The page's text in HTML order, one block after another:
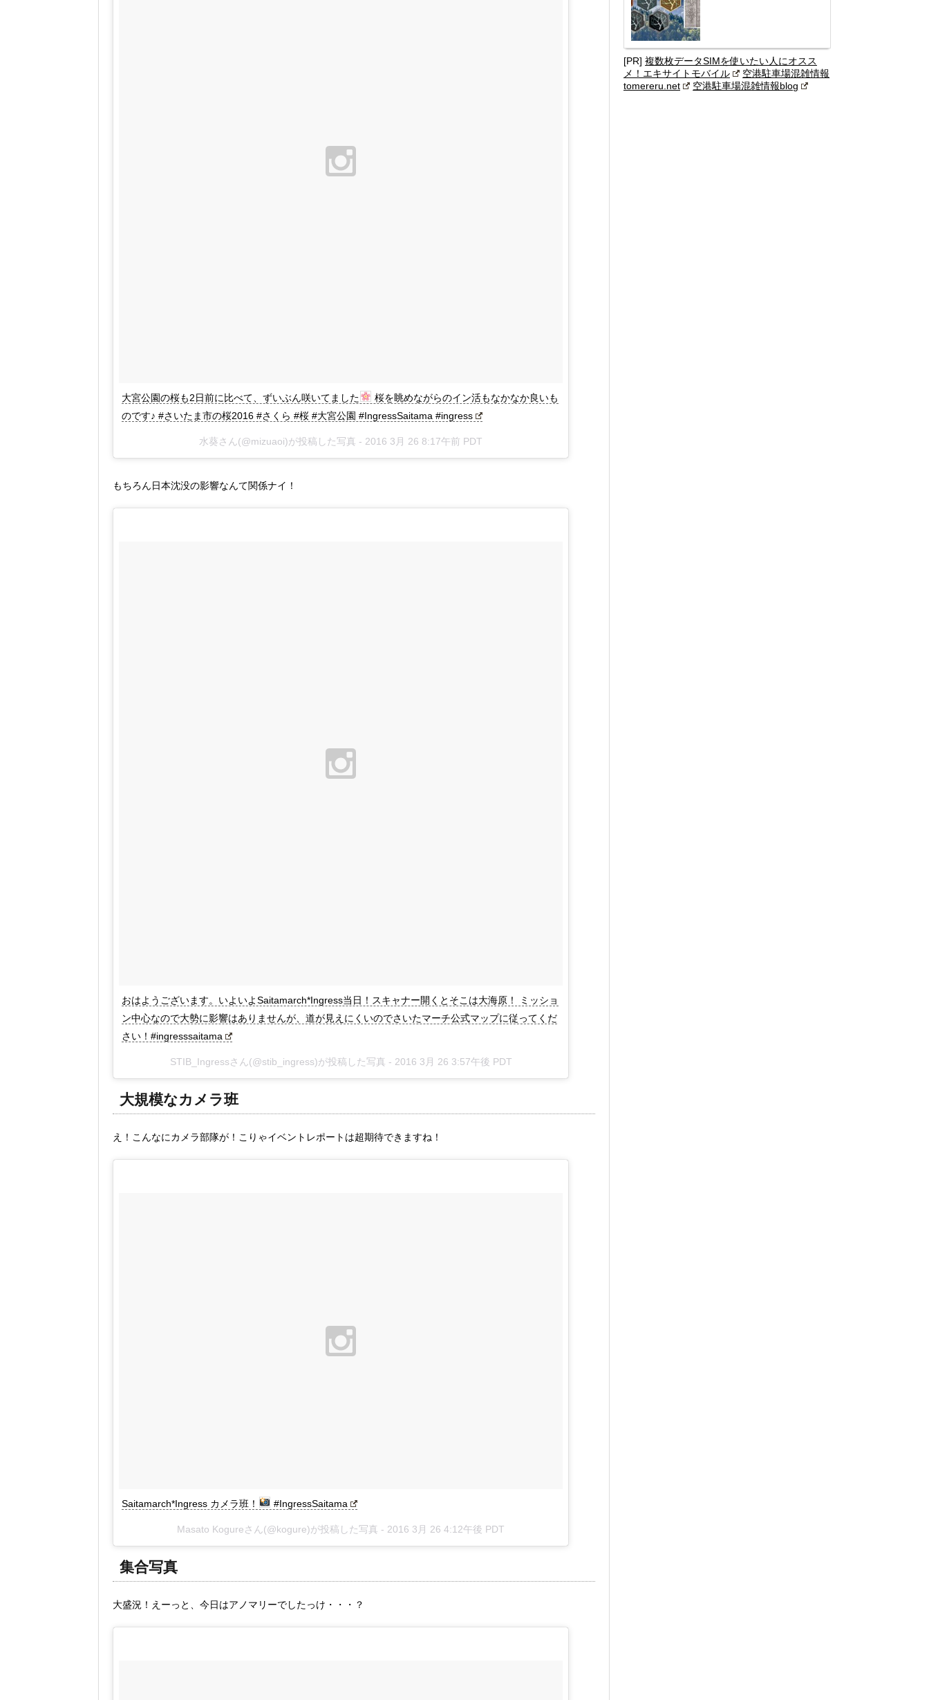
大宮公園の桜も2日前に比べて、ずいぶん咲いてました
桜を眺めながらのイン活もなかなか良いも
のです♪ #さいたま市の桜2016 #さくら #桜 #大宮公園 #IngressSaitama #ingress
水葵さん(@mizuaoi)が投稿した写真 - 2016 3月 26 8:17午前 PDT
もちろん日本沈没の影響なんて関係ナイ！
おはようございます。いよいよSaitamarch*Ingress当日！スキャナー開くとそこは大海原！ ミッショ
ン中心なので大勢に影響はありませんが、道が見えにくいのでさいたマーチ公式マップに従ってくだ
さい！#ingresssaitama
STIB_Ingressさん(@stib_ingress)が投稿した写真 - 2016 3月 26 3:57午後 PDT
大規模なカメラ班
え！こんなにカメラ部隊が！こりゃイベントレポートは超期待できますね！
Saitamarch*Ingress カメラ班！ #IngressSaitama
Masato Kogureさん(@kogure)が投稿した写真 - 2016 3月 26 4:12午後 PDT
集合写真
大盛況！えーっと、今日はアノマリーでしたっけ・・・？
[PR] 複数枚データSIMを使いたい人にオスス
メ！エキサイトモバイル
空港駐車場混雑情報
tomereru.net
空港駐車場混雑情報blog